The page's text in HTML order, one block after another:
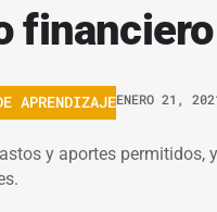
APRENDIZAJEENERO 21,
y aportes